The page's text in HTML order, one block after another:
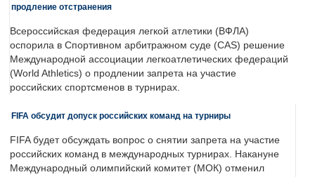
продление отстранения
Всероссийская федерация легкой атлетики (ВФЛА)
оспорила в Спортивном арбитражном суде (CAS) решение
Международной ассоциации легкоатлетических федераций
(World Athletics) о продлении запрета на участие
российских спортсменов в турнирах.
FIFA обсудит допуск российских команд на турниры
FIFA будет обсуждать вопрос о снятии запрета на участие
российских команд в международных турнирах. Накануне
Международный олимпийский комитет (МОК) отменил